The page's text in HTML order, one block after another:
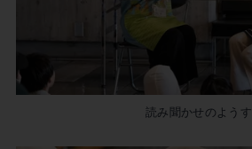
読み聞かせのようす